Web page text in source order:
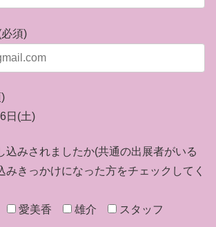
須)
日(土)
込みされましたか(共通の出展者がいる
みきっかけになった方をチェックしてく
愛美香 雄介
スタッフ